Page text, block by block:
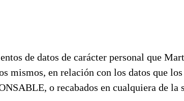
de datos de carácter personal que
mismos, en relación con los datos que
o recabados en cualquiera de